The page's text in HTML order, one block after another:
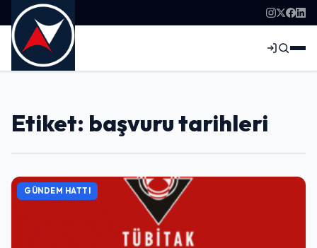
Etiket: başvuru tarihleri
GÜNDEM HATTI